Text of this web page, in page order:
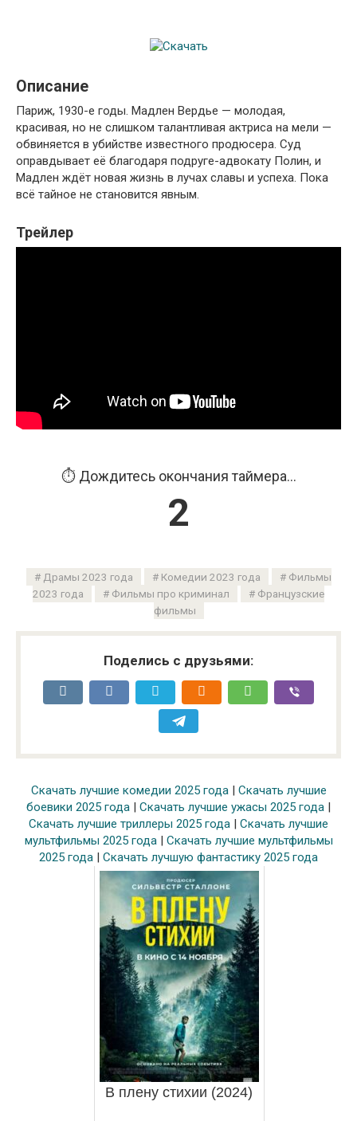
Описание
Париж, 1930-е годы. Мадлен Вердье — молодая,
красивая, но не слишком талантливая актриса на мели —
обвиняется в убийстве известного продюсера. Суд
оправдывает её благодаря подруге-адвокату Полин, и
Мадлен ждёт новая жизнь в лучах славы и успеха. Пока
всё тайное не становится явным.
Трейлер
⏱️ Дождитесь окончания таймера...
2
Драмы 2023 года Комедии 2023 года
Фильмы
2023 года
Фильмы про криминал
Французские
фильмы
Поделись с друзьями:
Скачать лучшие комедии 2025 года| Скачать лучшие
боевики 2025 года
Скачать лучшие ужасы 2025 года
Скачать лучшие триллеры 2025 года
Скачать лучшие
мультфильмы 2025 года| Скачать лучшие мультфильмы
2025 года
Скачать лучшую фантастику 2025 года
В плену стихии (2024)